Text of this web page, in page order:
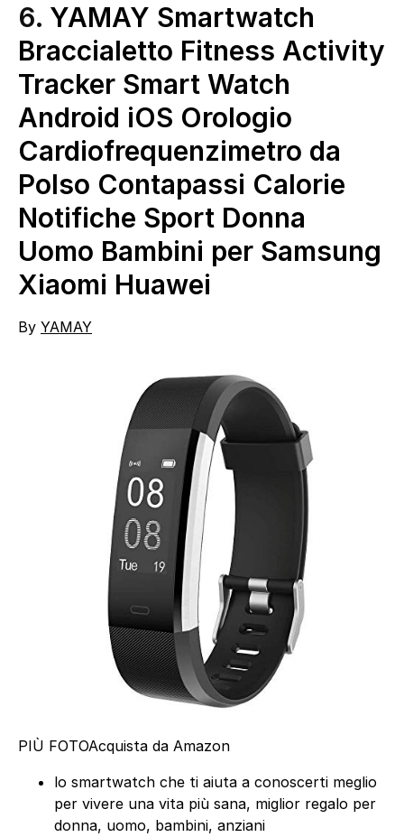
6. YAMAY Smartwatch
Braccialetto Fitness Activity
Tracker Smart Watch
Android iOS Orologio
Cardiofrequenzimetro da
Polso Contapassi Calorie
Notifiche Sport Donna
Uomo Bambini per Samsung
Xiaomi Huawei
By YAMAY
PIÙ FOTOAcquista da Amazon
lo smartwatch che ti aiuta a conoscerti meglio
per vivere una vita più sana, miglior regalo per
donna, uomo, bambini, anziani